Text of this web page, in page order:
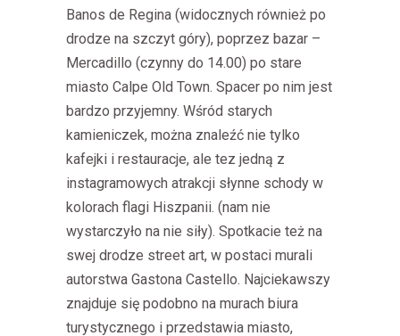
Banos de Regina (widocznych również po
drodze na szczyt góry), poprzez bazar –
Mercadillo (czynny do 14.00) po stare
miasto Calpe Old Town. Spacer po nim jest
bardzo przyjemny. Wśród starych
kamieniczek, można znaleźć nie tylko
kafejki i restauracje, ale tez jedną z
instagramowych atrakcji słynne schody w
kolorach flagi Hiszpanii. (nam nie
wystarczyło na nie siły). Spotkacie też na
swej drodze street art, w postaci murali
autorstwa Gastona Castello. Najciekawszy
znajduje się podobno na murach biura
turystycznego i przedstawia miasto,